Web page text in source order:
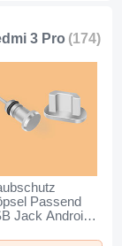
3 Pro (174)
Passend
Jack Android